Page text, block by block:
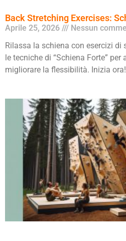
Back Stretching Exercises:
Aprile 25, 2026
Nessun
Rilassa la schiena con esercizi di
le tecniche di “Schiena Forte” per
migliorare la flessibilità. Inizia ora!